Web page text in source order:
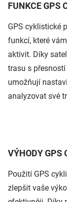
FUNKCE GPS
GPS cyklistické
funkcí, které
aktivit. Díky
trasu s
umožňují
analyzovat své
VÝHODY GPS
Použití GPS
zlepšit vaše